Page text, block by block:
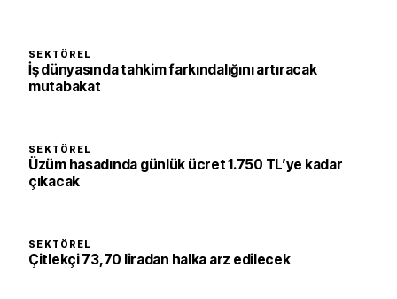
SEKTÖREL
İş dünyasında tahkim farkındalığını artıracak
mutabakat
SEKTÖREL
Üzüm hasadında günlük ücret 1.750 TL’ye kadar
çıkacak
SEKTÖREL
Çitlekçi 73,70 liradan halka arz edilecek